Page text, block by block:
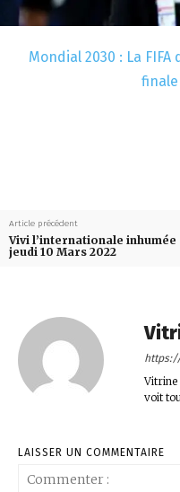
Mondial 2030 : La
finale
Article précédent
Vivi l’internationale inhumée
jeudi 10 Mars 2022
voit
LAISSER UN COMMENTAIRE